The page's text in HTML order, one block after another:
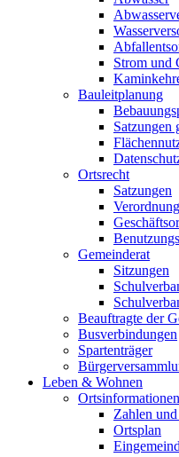
Strom und
Bauleitplanung
Satzungen
Ortsrecht
Satzungen
Gemeinderat
Sitzungen
Beauftragte der
Busverbindungen
Spartenträger
Leben & Wohnen
Ortsinformationen
Zahlen
Ortsplan